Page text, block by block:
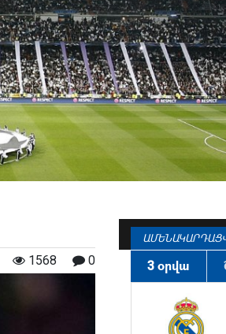
1568 0 3 օրվա